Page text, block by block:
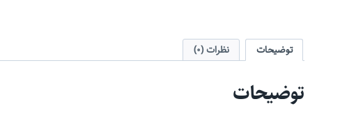
توضیحات نظرات (0)
توضیحات